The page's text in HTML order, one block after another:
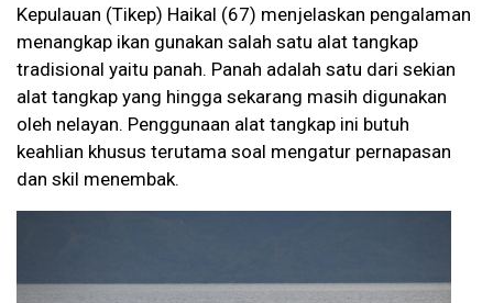
Kepulauan (Tikep) Haikal (67) menjelaskan pengalaman
menangkap ikan gunakan salah satu alat tangkap
tradisional yaitu panah. Panah adalah satu dari sekian
alat tangkap yang hingga sekarang masih digunakan
oleh nelayan. Penggunaan alat tangkap ini butuh
keahlian khusus terutama soal mengatur pernapasan
dan skil menembak.